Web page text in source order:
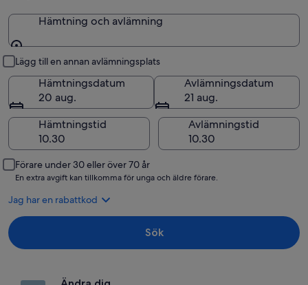
Hämtning och avlämning
Lägg till en annan avlämningsplats
Hämtningsdatum
20 aug.
Avlämningsdatum
21 aug.
Hämtningstid
Avlämningstid
Förare under 30 eller över 70 år
En extra avgift kan tillkomma för unga och äldre förare.
Jag har en rabattkod
Sök